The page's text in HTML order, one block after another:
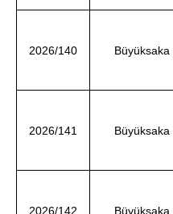
2026/140 Büyüksaka
2026/141 Büyüksaka
2026/142 Büyüksaka